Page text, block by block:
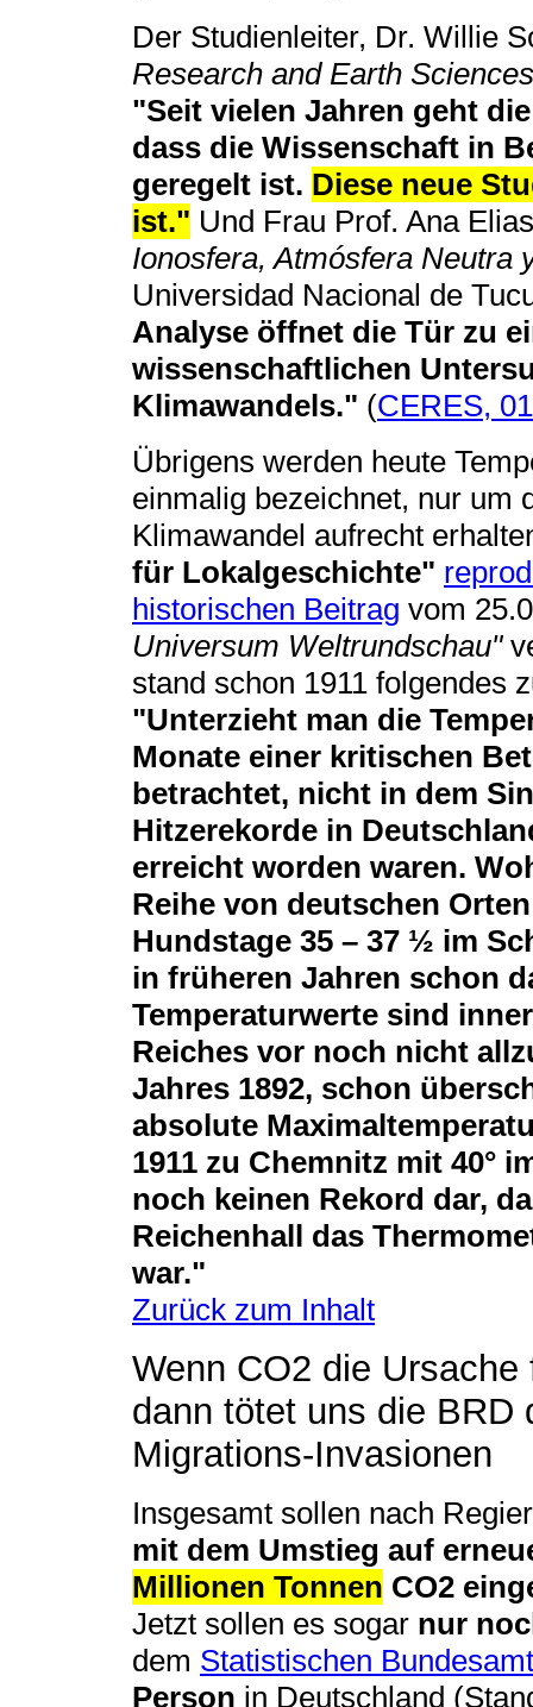
Der Studienleiter, Dr. Willie
Research and Earth Sciences
"Seit vielen Jahren geht
dass die Wissenschaft in
geregelt ist. Diese neue
ist." Und Frau Prof. Ana
Ionosfera, Atmósfera Neutra
Universidad Nacional de
Analyse öffnet die Tür zu
wissenschaftlichen
Klimawandels." (CERES,
Übrigens werden heute
einmalig bezeichnet, nur um
Klimawandel aufrecht
für Lokalgeschichte"
historischen Beitrag vom
Universum Weltrundschau"
stand schon 1911 folgendes
"Unterzieht man die
Monate einer kritischen
betrachtet, nicht in dem
Hitzerekorde in
erreicht worden waren.
Reihe von deutschen
Hundstage 35 – 37 ½ im
in früheren Jahren schon
Temperaturwerte sind
Reiches vor noch nicht
Jahres 1892, schon
absolute
1911 zu Chemnitz mit 40°
noch keinen Rekord dar,
Reichenhall das
war."
Zurück zum Inhalt
Wenn CO2 die
dann tötet uns die BRD
Migrations-Invasionen
Insgesamt sollen nach
mit dem Umstieg auf
Millionen Tonnen CO2
Jetzt sollen es sogar nur
dem Statistischen Bundesamt
Person in Deutschland